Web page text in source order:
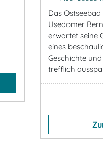
Das
Usedomer
erwartet seine
eines
Geschichte
trefflich